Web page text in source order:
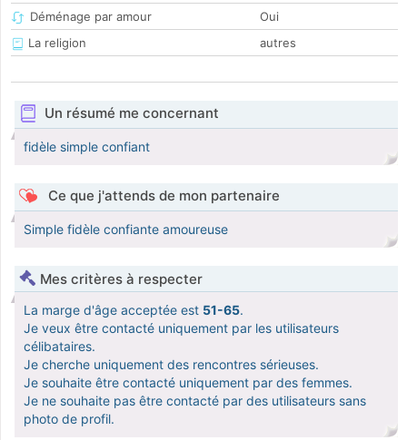
Déménage par amour
Oui
La religion
autres
Un résumé me concernant
fidèle simple confiant
Ce que j'attends de mon partenaire
Simple fidèle confiante amoureuse
Mes critères à respecter
La marge d'âge acceptée est 51-65.
Je veux être contacté uniquement par les utilisateurs
célibataires.
Je cherche uniquement des rencontres sérieuses.
Je souhaite être contacté uniquement par des femmes.
Je ne souhaite pas être contacté par des utilisateurs sans
photo de profil.